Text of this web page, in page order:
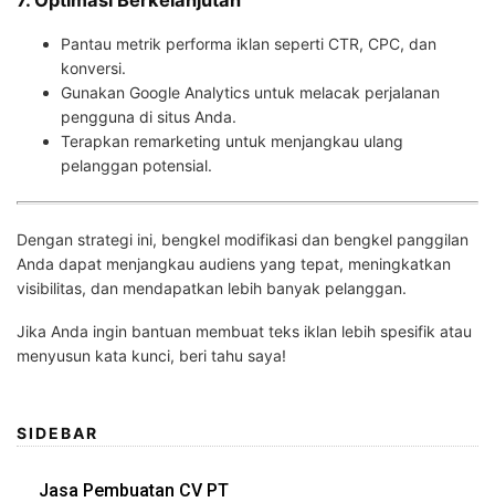
Pantau metrik performa iklan seperti CTR, CPC, dan
konversi.
Gunakan Google Analytics untuk melacak perjalanan
pengguna di situs Anda.
Terapkan remarketing untuk menjangkau ulang
pelanggan potensial.
Dengan strategi ini, bengkel modifikasi dan bengkel panggilan
Anda dapat menjangkau audiens yang tepat, meningkatkan
visibilitas, dan mendapatkan lebih banyak pelanggan.
Jika Anda ingin bantuan membuat teks iklan lebih spesifik atau
menyusun kata kunci, beri tahu saya!
SIDEBAR
Jasa Pembuatan CV PT